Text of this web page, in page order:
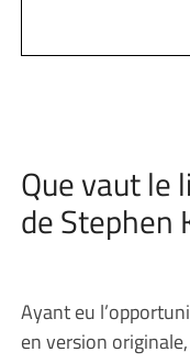
Que vaut le
de Stephen
Ayant eu
en version